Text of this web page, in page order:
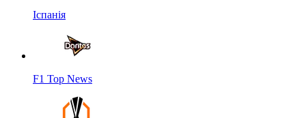
Іспанія
F1 Top News